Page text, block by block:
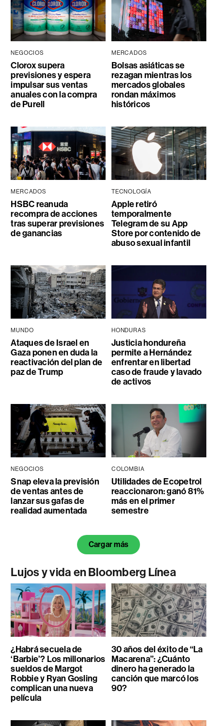
NEGOCIOS
Clorox supera
previsiones y espera
impulsar sus ventas
anuales con la compra
de Purell
MERCADOS
Bolsas asiáticas se
rezagan mientras los
mercados globales
rondan máximos
históricos
MERCADOS
HSBC reanuda
recompra de acciones
tras superar previsiones
de ganancias
TECNOLOGÍA
Apple retiró
temporalmente
Telegram de su App
Store por contenido de
abuso sexual infantil
MUNDO
Ataques de Israel en
Gaza ponen en duda la
reactivación del plan de
paz de Trump
HONDURAS
Justicia hondureña
permite a Hernández
enfrentar en libertad
caso de fraude y lavado
de activos
NEGOCIOS
Snap eleva la previsión
de ventas antes de
lanzar sus gafas de
realidad aumentada
COLOMBIA
Utilidades de Ecopetrol
reaccionaron: ganó 81%
más en el primer
semestre
Cargar más
Lujos y vida en Bloomberg Línea
¿Habrá secuela de
‘Barbie’? Los millonarios
sueldos de Margot
Robbie y Ryan Gosling
complican una nueva
película
30 años del éxito de “La
Macarena”: ¿Cuánto
dinero ha generado la
canción que marcó los
90?